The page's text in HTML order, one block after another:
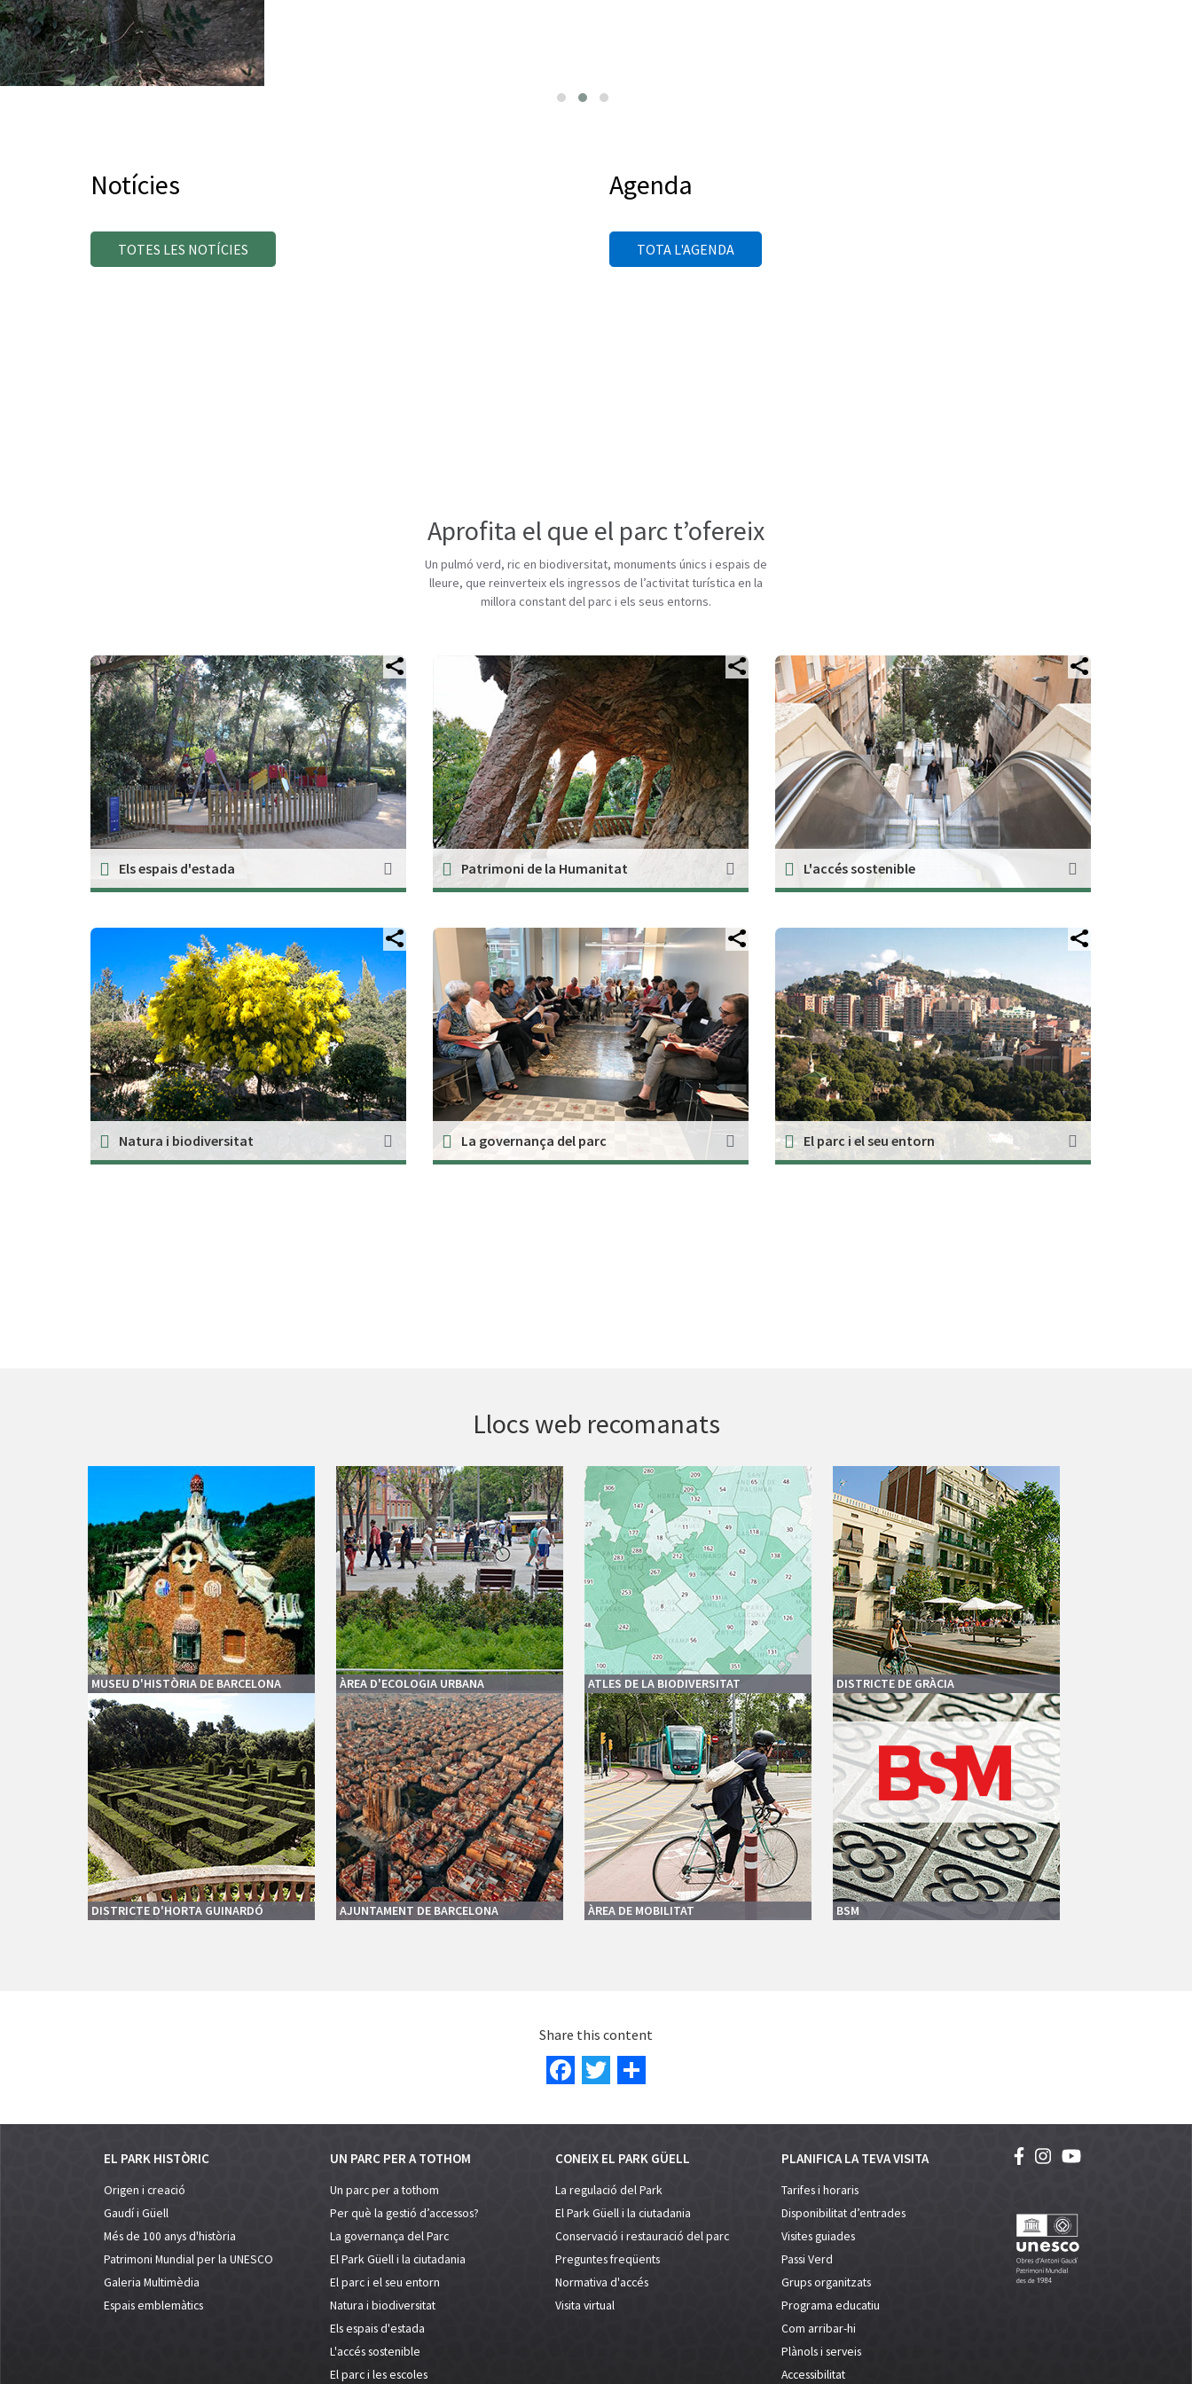
LA GOVERNANÇA DEL PARC
Notícies
TOTES LES NOTÍCIES
Agenda
TOTA L'AGENDA
Aprofita el que el parc t’ofereix
Un pulmó verd, ric en biodiversitat, monuments únics i espais de
lleure, que reinverteix els ingressos de l’activitat turística en la
millora constant del parc i els seus entorns.
Els espais d'estada Patrimoni de la Humanitat L'accés sostenible
Natura i biodiversitat La governança del parc El parc i el seu entorn
Llocs web recomanats
MUSEU D'HISTÒRIA DE BARCELONA ÀREA D'ECOLOGIA URBANA ATLES DE LA BIODIVERSITAT DISTRICTE DE GRÀCIA
DISTRICTE D'HORTA GUINARDÓ AJUNTAMENT DE BARCELONA ÀREA DE MOBILITAT BSM
Share this content
Facebook
Twitter
EL PARK HISTÒRIC
Origen i creació
Gaudí i Güell
Més de 100 anys d'història
Patrimoni Mundial per la UNESCO
Galeria Multimèdia
Espais emblemàtics
UN PARC PER A TOTHOM
Un parc per a tothom
Per què la gestió d’accessos?
La governança del Parc
El Park Güell i la ciutadania
El parc i el seu entorn
Natura i biodiversitat
Els espais d'estada
L'accés sostenible
El parc i les escoles
CONEIX EL PARK GÜELL
La regulació del Park
El Park Güell i la ciutadania
Conservació i restauració del parc
Preguntes freqüents
Normativa d'accés
Visita virtual
PLANIFICA LA TEVA VISITA
Tarifes i horaris
Disponibilitat d’entrades
Visites guiades
Passi Verd
Grups organitzats
Programa educatiu
Com arribar-hi
Plànols i serveis
Accessibilitat